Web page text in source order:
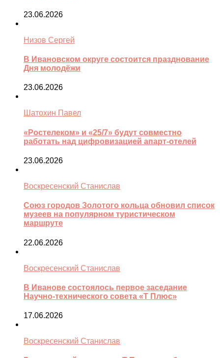
23.06.2026
Низов Сергей
В Ивановском округе состоится празднование
Дня молодёжи
23.06.2026
Шатохин Павел
«Ростелеком» и «25/7» будут совместно
работать над цифровизацией апарт-отелей
23.06.2026
Воскресенский Станислав
Союз городов Золотого кольца обновил список
музеев на популярном туристическом
маршруте
22.06.2026
Воскресенский Станислав
В Иванове состоялось первое заседание
Научно-технического совета «Т Плюс»
17.06.2026
Воскресенский Станислав